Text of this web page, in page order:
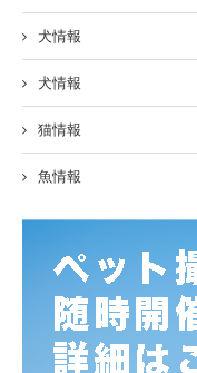
犬情報
犬情報
猫情報
魚情報